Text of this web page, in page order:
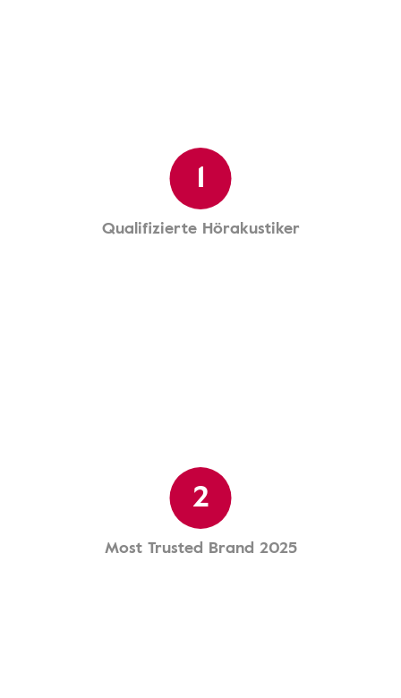
1
Qualifizierte Hörakustiker
2
Most Trusted Brand 2025